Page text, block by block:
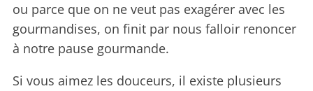
ou parce que on ne veut pas exagérer avec les
gourmandises, on finit par nous falloir renoncer
à notre pause gourmande.
Si vous aimez les douceurs, il existe plusieurs